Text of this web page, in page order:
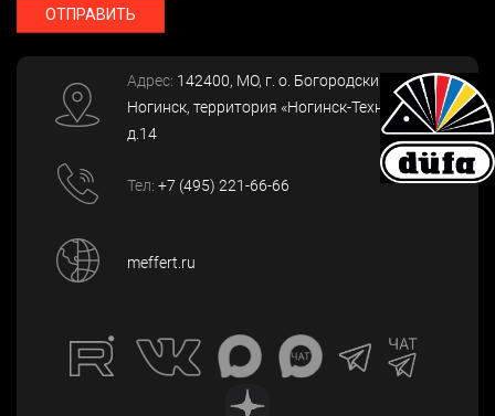
ОТПРАВИТЬ
Адрес: 142400, МО, г. о. Богородский, г.
Ногинск, территория «Ногинск-Технопарк»,
д.14
Тел: +7 (495) 221-66-66
meffert.ru